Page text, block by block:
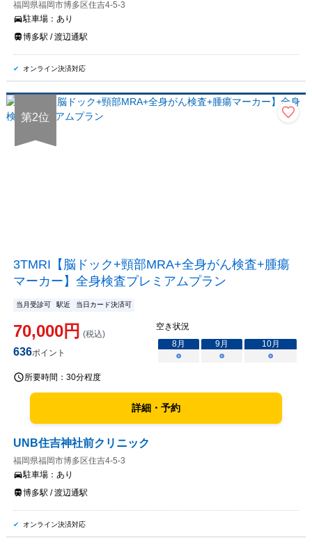
福岡県福岡市博多区住吉4-5-3
駐車場： あり
博多駅 / 渡辺通駅
オンライン決済対応
第2位
3TMRI【脳ドック+頸部MRA+全身がん検査+腫瘍
マーカー】全身検査プレミアムプラン
当月受診可 駅近 当日カード決済可
70,000円 (税込)
636ポイント
空き状況
8月 9月 10月
○
○ ○
所要時間： 30分程度
詳細・予約
UNB住吉神社前クリニック
福岡県福岡市博多区住吉4-5-3
駐車場： あり
博多駅 / 渡辺通駅
オンライン決済対応